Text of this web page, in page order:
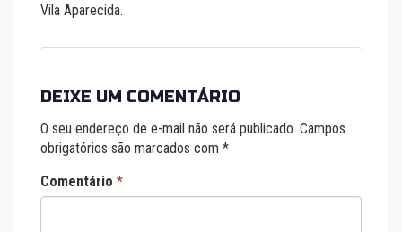
Vila Aparecida.
DEIXE UM COMENTÁRIO
O seu endereço de e-mail não será publicado. Campos
obrigatórios são marcados com *
Comentário *